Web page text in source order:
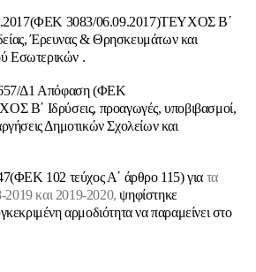
3083/06.09.2017)ΤΕΥΧΟΣ Β΄
Έρευνας & Θρησκευμάτων και
Εσωτερικών .
Δ1 Απόφαση (ΦΕΚ
Β΄ Ιδρύσεις, προαγωγές, υποβιβασμοί,
Δημοτικών Σχολείων και
102 τεύχος Α΄ άρθρο 115) για τα
και 2019-2020,ψηφίστηκε
αρμοδιότητα να παραμείνει στο